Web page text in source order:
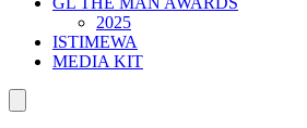
2025
ISTIMEWA
MEDIA KIT